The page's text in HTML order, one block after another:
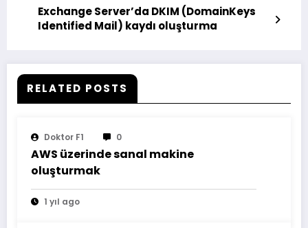
Exchange Server’da DKIM (DomainKeys
Identified Mail) kaydı oluşturma
RELATED POSTS
Doktor F1 0
AWS üzerinde sanal makine
oluşturmak
1 yıl ago